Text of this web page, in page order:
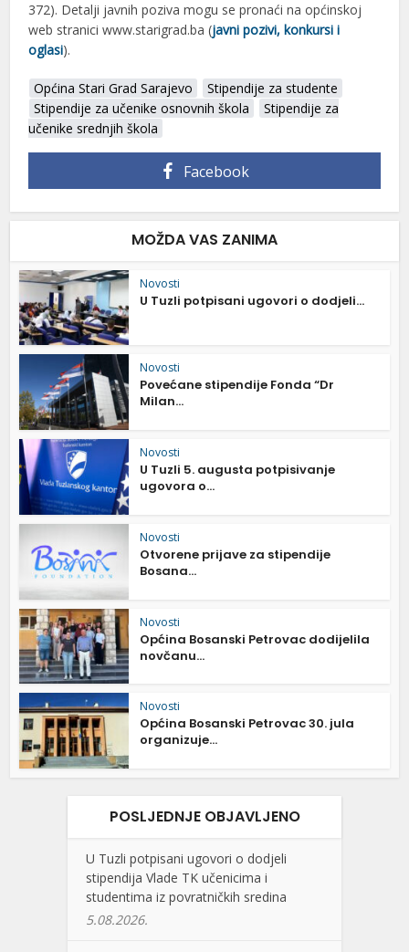
372). Detalji javnih poziva mogu se pronaći na općinskoj
web stranici www.starigrad.ba (javni pozivi, konkursi i
oglasi).
Općina Stari Grad Sarajevo
Stipendije za studente
Stipendije za učenike osnovnih škola
Stipendije za
učenike srednjih škola
Facebook
MOŽDA VAS ZANIMA
Novosti
U Tuzli potpisani ugovori o dodjeli...
Novosti
Povećane stipendije Fonda “Dr
Milan...
Novosti
U Tuzli 5. augusta potpisivanje
ugovora o...
Novosti
Otvorene prijave za stipendije
Bosana...
Novosti
Općina Bosanski Petrovac dodijelila
novčanu...
Novosti
Općina Bosanski Petrovac 30. jula
organizuje...
POSLJEDNJE OBJAVLJENO
U Tuzli potpisani ugovori o dodjeli
stipendija Vlade TK učenicima i
studentima iz povratničkih sredina
5.08.2026.